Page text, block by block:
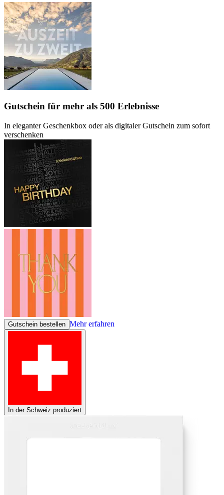
Gutschein für mehr als 500 Erlebnisse
In eleganter Geschenkbox oder als digitaler Gutschein zum sofort
verschenken
Gutschein bestellen Mehr erfahren
In der Schweiz produziert